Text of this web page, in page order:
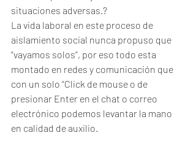
situaciones adversas.?
La vida laboral en este proceso de
aislamiento social nunca propuso que
“vayamos solos”, por eso todo esta
montado en redes y comunicación que
con un solo “Click de mouse o de
presionar Enter en el chat o correo
electrónico podemos levantar la mano
en calidad de auxilio.